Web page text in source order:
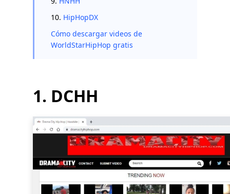
10. HipHopDX
Cómo descargar videos de
WorldStarHipHop gratis
1. DCHH